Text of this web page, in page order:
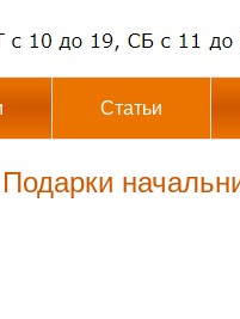
Статьи
Подарки